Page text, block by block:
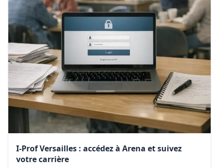
I-Prof Versailles : accédez à Arena et suivez
votre carrière